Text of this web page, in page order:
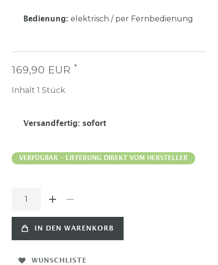
Bedienung: elektrisch / per Fernbedienung
169,90 EUR *
Inhalt 1 Stück
Versandfertig: sofort
VERFÜGBAR - LIEFERUNG DIREKT VOM HERSTELLER
IN DEN WARENKORB
WUNSCHLISTE